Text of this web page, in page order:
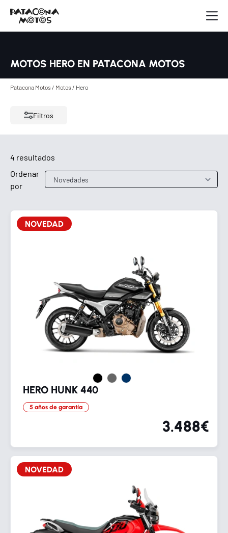
MOTOS HERO EN PATACONA MOTOS
Patacona Motos/ Motos/ Hero
Filtros
4 resultados
Ordenar
por
NOVEDAD
HERO HUNK 440
5 años de garantía
3.488€
NOVEDAD